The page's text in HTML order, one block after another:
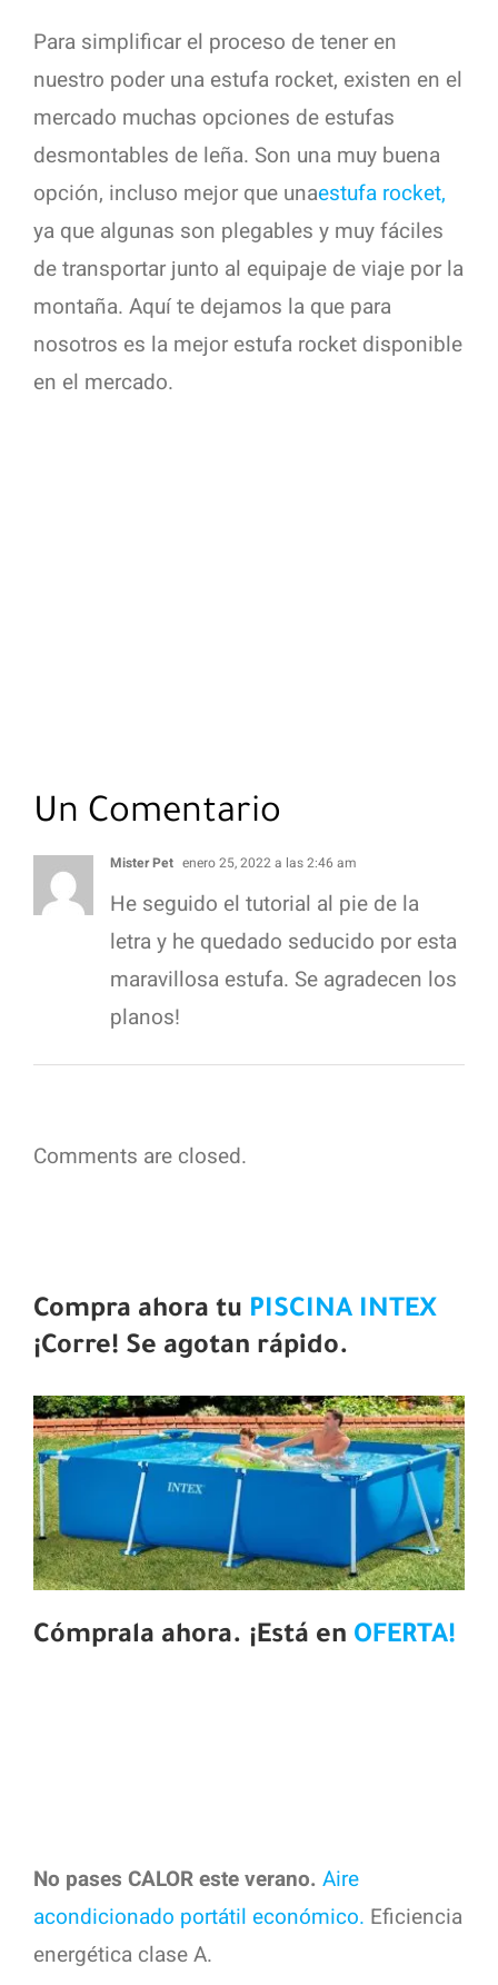
Para simplificar el proceso de tener en
nuestro poder una estufa rocket, existen en el
mercado muchas opciones de estufas
desmontables de leña. Son una muy buena
opción, incluso mejor que unaestufa rocket,
ya que algunas son plegables y muy fáciles
de transportar junto al equipaje de viaje por la
montaña. Aquí te dejamos la que para
nosotros es la mejor estufa rocket disponible
en el mercado.
Un Comentario
Mister Pet enero 25, 2022 a las 2:46 am
He seguido el tutorial al pie de la
letra y he quedado seducido por esta
maravillosa estufa. Se agradecen los
planos!
Comments are closed.
Compra ahora tu PISCINA INTEX
¡Corre! Se agotan rápido.
Cómprala ahora. ¡Está en OFERTA!
No pases CALOR este verano. Aire
acondicionado portátil económico. Eficiencia
energética clase A.